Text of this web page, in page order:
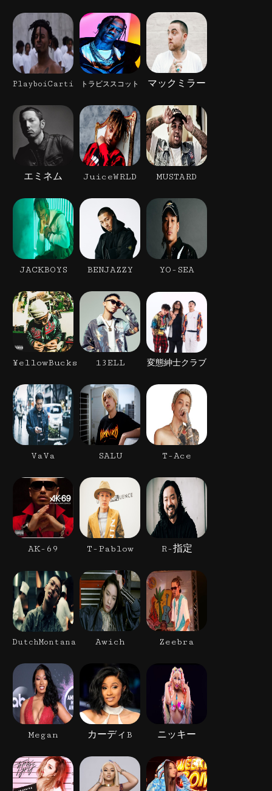
PlayboiCarti トラビススコット マックミラー
エミネム JuiceWRLD MUSTARD
JACKBOYS BENJAZZY YO-SEA
¥ellowBucks 13ELL 変態紳士クラブ
VaVa SALU T-Ace
AK-69 T-Pablow R-指定
DutchMontana Awich Zeebra
Megan カーディB ニッキー